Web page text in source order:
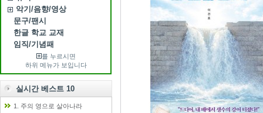
악기/음향/영상
문구/팬시
한글 학교 교재
임직/기념패
를 누르시면
하위 메뉴가 보입니다
실시간 베스트 10
1. 주의 영으로 살아나라